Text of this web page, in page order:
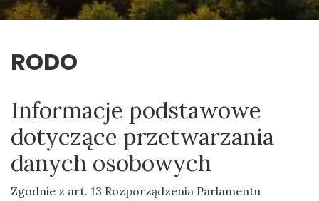
RODO
Informacje podstawowe
dotyczące przetwarzania
danych osobowych
Zgodnie z art. 13 Rozporządzenia Parlamentu